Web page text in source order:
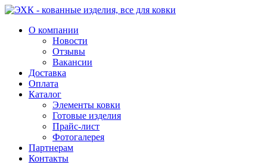
О компании
Новости
Отзывы
Вакансии
Доставка
Оплата
Каталог
Элементы ковки
Готовые изделия
Прайс-лист
Фотогалерея
Партнерам
Контакты